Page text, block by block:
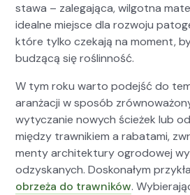
stawa – zale­ga­ją­ca, wilgo­t­na
ide­alne miejsce dla roz­wo­ju
które tylko czeka­ją na moment,
budzącą się roślin­ność.
W tym roku warto pode­jść do
aranżacji w sposób
wyty­czanie nowych ścieżek lub
między trawnikiem a rabata­mi,
men­ty architek­tu­ry ogrodowej
odzyskanych. Doskon­ałym
obrzeża do trawników.